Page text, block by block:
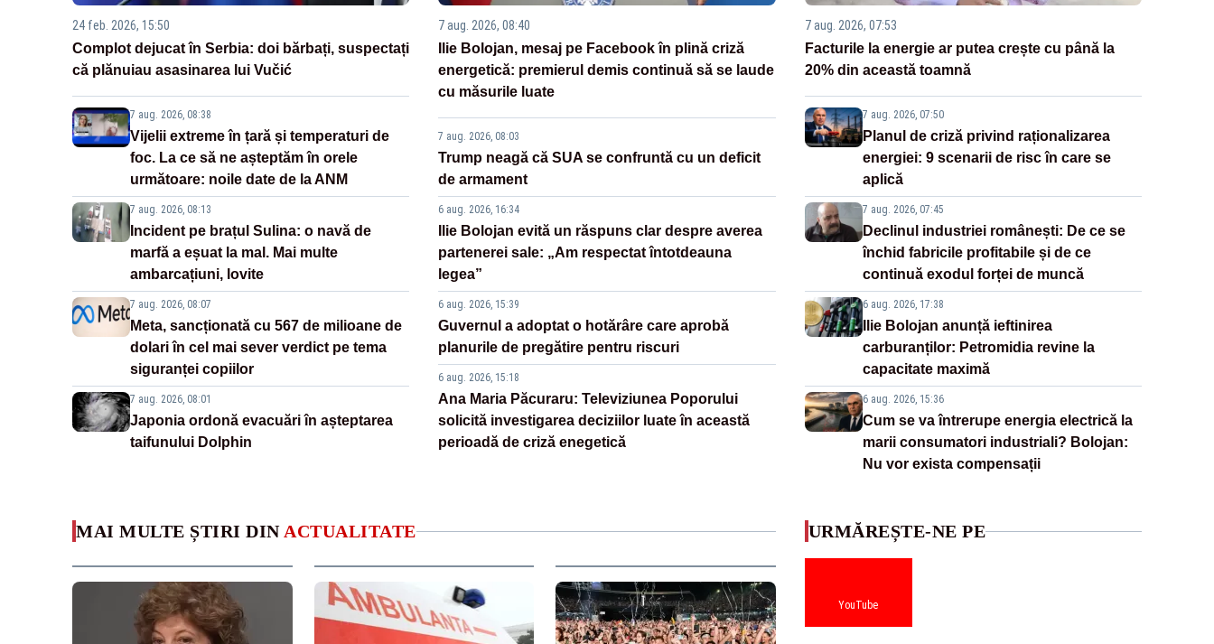
24 feb. 2026, 15:50
Complot dejucat în Serbia: doi bărbați, suspectați
că plănuiau asasinarea lui Vučić
7 aug. 2026, 08:38
Vijelii extreme în țară și temperaturi de
foc. La ce să ne așteptăm în orele
următoare: noile date de la ANM
7 aug. 2026, 08:13
Incident pe brațul Sulina: o navă de
marfă a eșuat la mal. Mai multe
ambarcațiuni, lovite
7 aug. 2026, 08:07
Meta, sancționată cu 567 de milioane de
dolari în cel mai sever verdict pe tema
siguranței copiilor
7 aug. 2026, 08:01
Japonia ordonă evacuări în așteptarea
taifunului Dolphin
7 aug. 2026, 08:40
Ilie Bolojan, mesaj pe Facebook în plină criză
energetică: premierul demis continuă să se laude
cu măsurile luate
7 aug. 2026, 08:03
Trump neagă că SUA se confruntă cu un deficit
de armament
6 aug. 2026, 16:34
Ilie Bolojan evită un răspuns clar despre averea
partenerei sale: „Am respectat întotdeauna
legea”
6 aug. 2026, 15:39
Guvernul a adoptat o hotărâre care aprobă
planurile de pregătire pentru riscuri
6 aug. 2026, 15:18
Ana Maria Păcuraru: Televiziunea Poporului
solicită investigarea deciziilor luate în această
perioadă de criză enegetică
7 aug. 2026, 07:53
Facturile la energie ar putea crește cu până la
20% din această toamnă
7 aug. 2026, 07:50
Planul de criză privind raționalizarea
energiei: 9 scenarii de risc în care se
aplică
7 aug. 2026, 07:45
Declinul industriei românești: De ce se
închid fabricile profitabile și de ce
continuă exodul forței de muncă
6 aug. 2026, 17:38
Ilie Bolojan anunță ieftinirea
carburanților: Petromidia revine la
capacitate maximă
6 aug. 2026, 15:36
Cum se va întrerupe energia electrică la
marii consumatori industriali? Bolojan:
Nu vor exista compensații
MAI MULTE ȘTIRI DIN ACTUALITATE URMĂREȘTE-NE PE
YouTube